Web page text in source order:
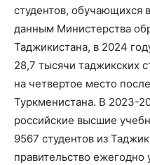
студентов, обучающихся
данным Министерства
Таджикистана, в 2024
28,7 тысячи таджикских
на четвертое место
Туркменистана. ​В 2023-
российские высшие
9567 студентов из
правительство ежегодно